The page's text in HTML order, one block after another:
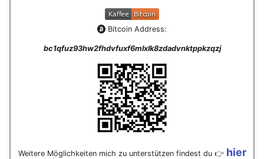
Bitcoin Address:
bc1qfuz93hw2fhdvfuxf6mlxlk8zdadvnktppkzqzj
Weitere Möglichkeiten mich zu unterstützen findest du 👉 hier